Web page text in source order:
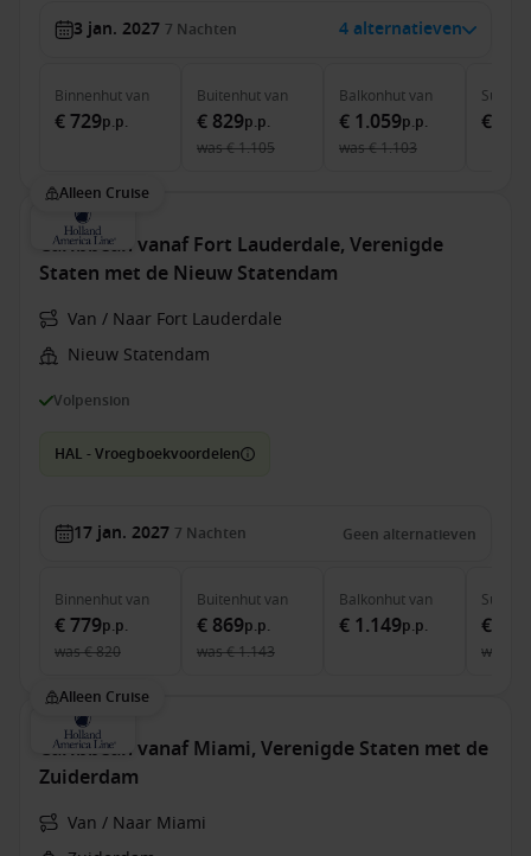
3 jan. 2027 7 Nachten 4 alternatieven
Binnenhutvan
€ 729p.p.
Buitenhutvan
€ 829p.p.
was€ 1.105
Balkonhutvan
€ 1.059p.p.
was€ 1.103
Suite
€
Alleen Cruise
Caribbean vanaf Fort Lauderdale, Verenigde
Staten met de Nieuw Statendam
Van / Naar Fort Lauderdale
Nieuw Statendam
Volpension
HAL - Vroegboekvoordelen
17 jan. 2027 7 Nachten Geen alternatieven
Binnenhutvan
€ 779p.p.
was€ 820
Buitenhutvan
€ 869p.p.
was€ 1.143
Balkonhutvan
€ 1.149p.p.
Suite
€
was
Alleen Cruise
Caribbean vanaf Miami, Verenigde Staten met de
Zuiderdam
Van / Naar Miami